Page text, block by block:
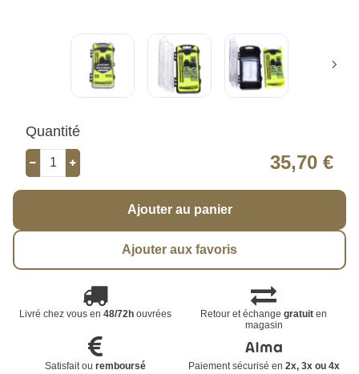
Quantité
35,70 €
Ajouter au panier
Ajouter aux favoris
Livré chez vous en 48/72houvrées Retour et échangegratuit en
magasin
Satisfait ou remboursé Paiement sécurisé en 2x, 3x ou 4x